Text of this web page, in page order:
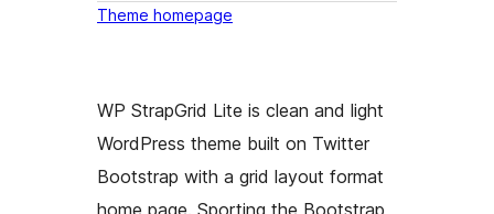
Theme homepage
WP StrapGrid Lite is clean and light
WordPress theme built on Twitter
Bootstrap with a grid layout format